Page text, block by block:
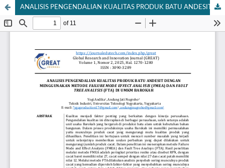
ANALISIS PENGENDALIAN KUALITAS PRODUK BATU ANDESIT DENGAN MENGGUNAKAN METODE FAILURE MODE EFFECT ANALYSIS (FMEA) DAN FAULT TREE ANALYSIS (FTA) DI UMKM BAROKAH